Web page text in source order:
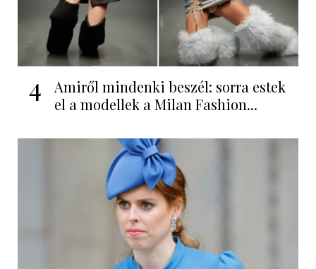
4
Amiről mindenki beszél: sorra estek
el a modellek a Milan Fashion...